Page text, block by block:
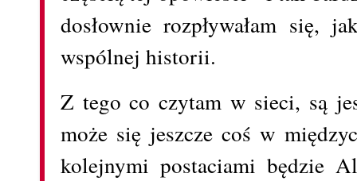
dosłownie rozpływałam się,
wspólnej historii.
Z tego co czytam w sieci, są
może się jeszcze coś w
kolejnymi postaciami będzie